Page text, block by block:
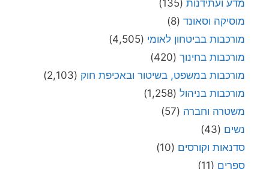
מדע ועתידנות (135)
מוסיקה וסאונד (8)
מורכבות בביטחון לאומי (4,505)
מורכבות בחינוך (420)
מורכבות במשפט, בשיטור ובאכיפת חוק (2,103)
מורכבות בניהול (1,258)
משטרה וחברה (57)
נשים (43)
סדנאות וקורסים (10)
ספרים (11)